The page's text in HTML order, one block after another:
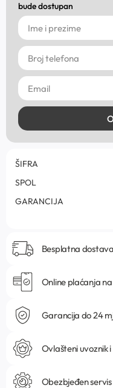
bude dostupan
ŠIFRA
SPOL
GARANCIJA
Besplatna
Online plaćanja
Garancija do 24
Ovlašteni uvoznik
Obezbjeđen servis